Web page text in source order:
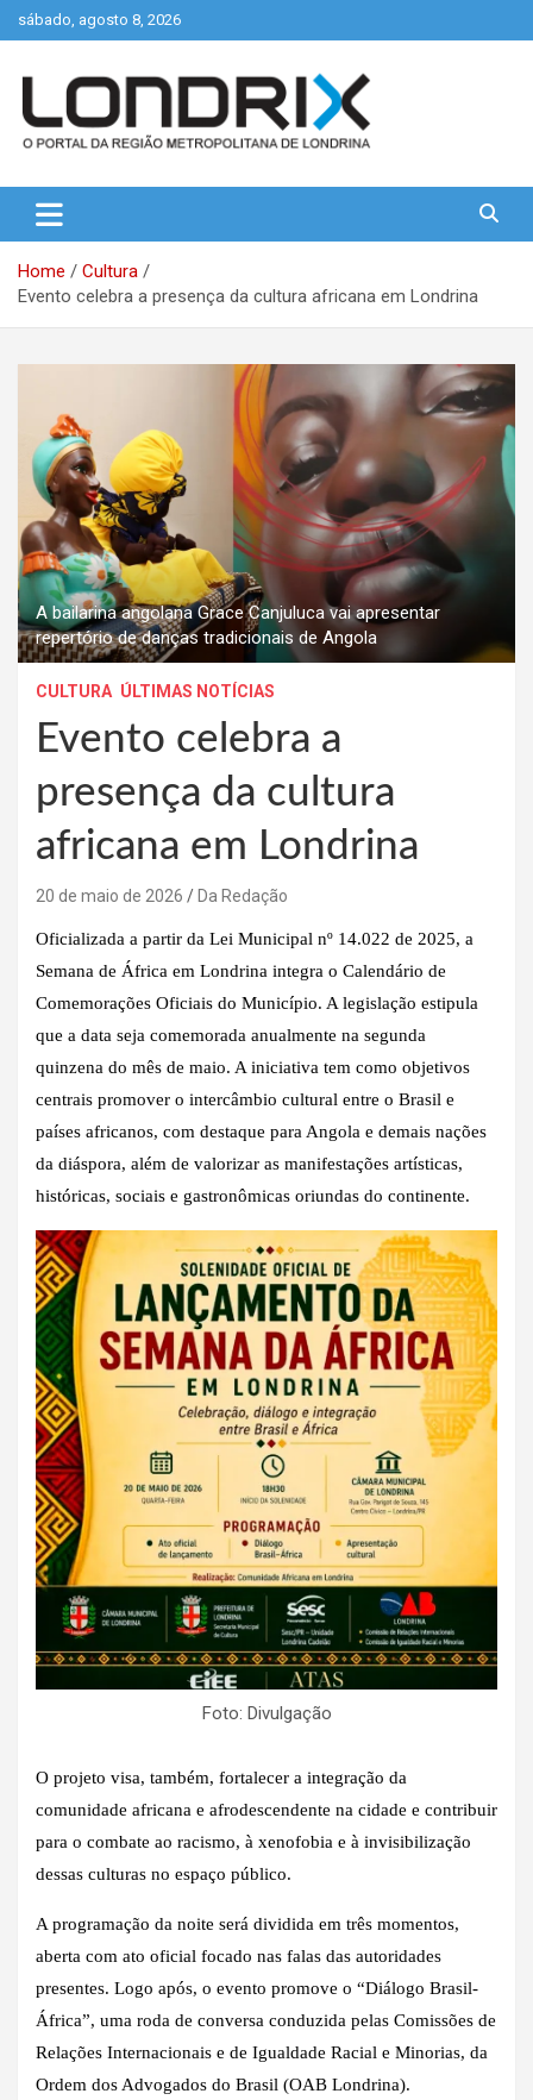
Skip
to
sábado, agosto 8, 2026
Londrix
Home
Cultura
Evento celebra a presença da cultura africana em Londrina
A bailarina angolana Grace Canjuluca vai apresentar
repertório de danças tradicionais de Angola
CULTURA ÚLTIMAS NOTÍCIAS
Evento celebra a
presença da cultura
africana em Londrina
20 de maio de 2026 Da Redação
Oficializada a partir da Lei Municipal nº 14.022 de 2025, a
Semana de África em Londrina integra o Calendário de
Comemorações Oficiais do Município. A legislação estipula
que a data seja comemorada anualmente na segunda
quinzena do mês de maio. A iniciativa tem como objetivos
centrais promover o intercâmbio cultural entre o Brasil e
países africanos, com destaque para Angola e demais nações
da diáspora, além de valorizar as manifestações artísticas,
históricas, sociais e gastronômicas oriundas do continente.
Foto: Divulgação
O projeto visa, também, fortalecer a integração da
comunidade africana e afrodescendente na cidade e contribuir
para o combate ao racismo, à xenofobia e à invisibilização
dessas culturas no espaço público.
A programação da noite será dividida em três momentos,
aberta com ato oficial focado nas falas das autoridades
presentes. Logo após, o evento promove o “Diálogo Brasil-
África”, uma roda de conversa conduzida pelas Comissões de
Relações Internacionais e de Igualdade Racial e Minorias, da
Ordem dos Advogados do Brasil (OAB Londrina).